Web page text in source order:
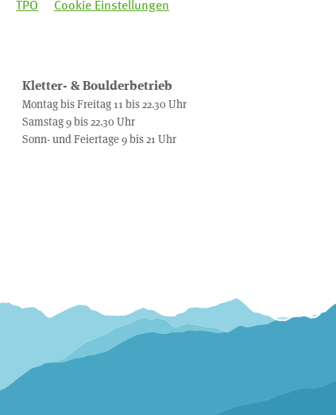
TPO Cookie Einstellungen
Kletter- & Boulderbetrieb
Montag bis Freitag 11 bis 22.30 Uhr
Samstag 9 bis 22.30 Uhr
Sonn- und Feiertage 9 bis 21 Uhr